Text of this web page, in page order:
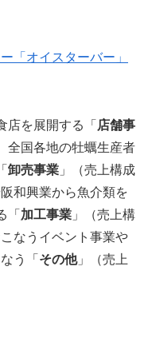
「オイスターバー」
店を展開する「 店舗事
全国各地の牡蠣生産者
卸売事業 」（売上構成
和興業から魚介類を
「 加工事業 」（売上構
なうイベント事業や
う「 その他」（売上